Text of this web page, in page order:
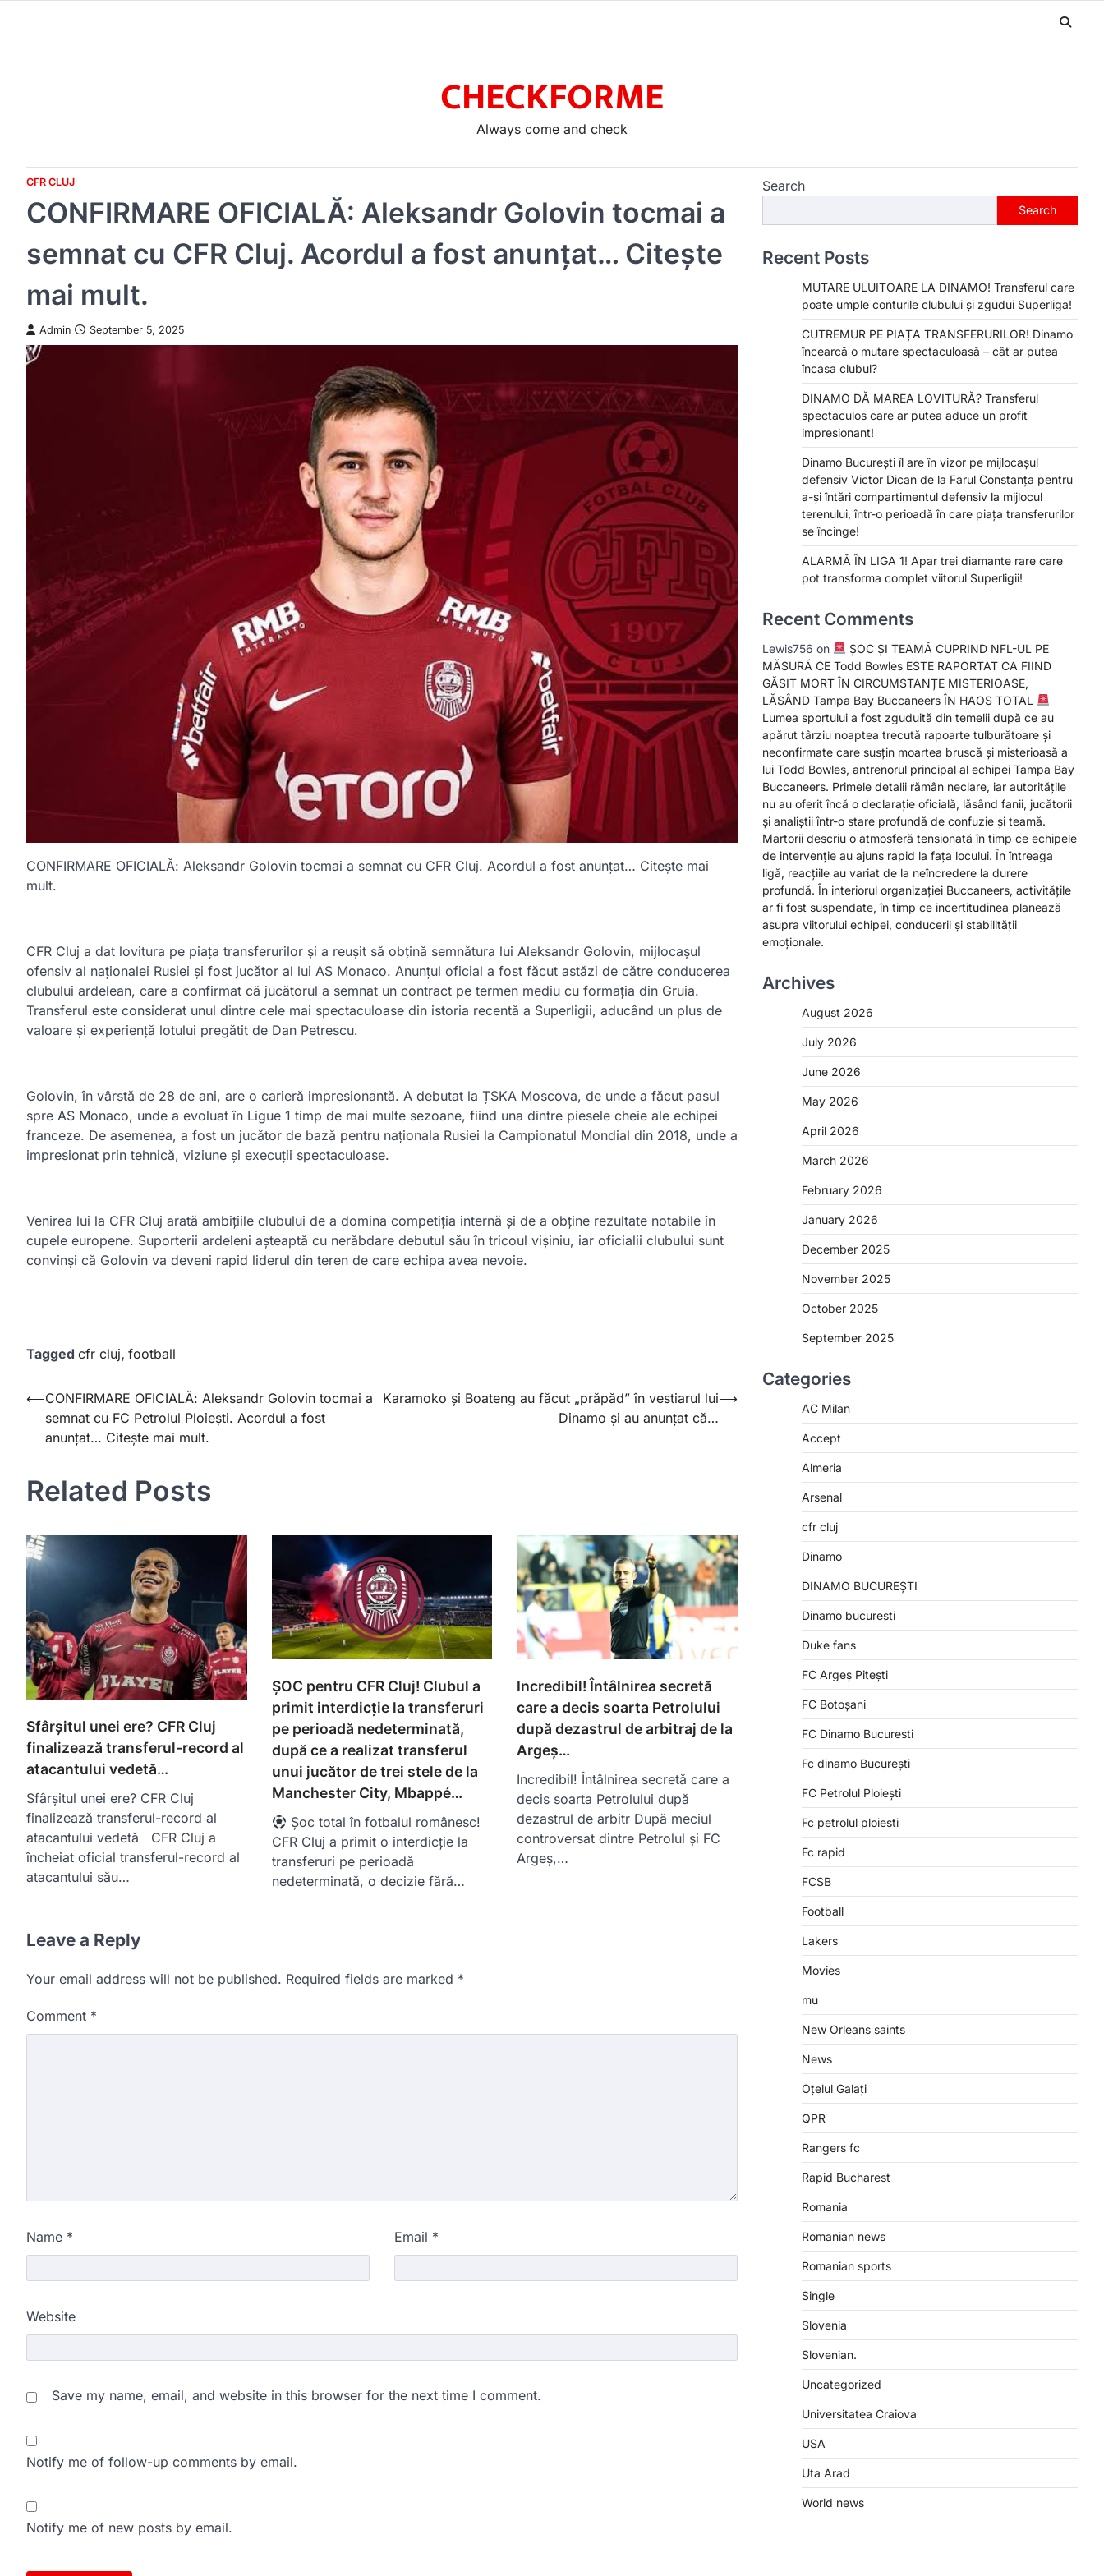
content
CHECKFORME
Always come and check
CFR CLUJ
CONFIRMARE OFICIALĂ: Aleksandr Golovin tocmai a
semnat cu CFR Cluj. Acordul a fost anunțat… Citește
mai mult.
Admin September 5, 2025
CONFIRMARE OFICIALĂ: Aleksandr Golovin tocmai a semnat cu CFR Cluj. Acordul a fost anunțat… Citește mai
mult.
CFR Cluj a dat lovitura pe piața transferurilor și a reușit să obțină semnătura lui Aleksandr Golovin, mijlocașul
ofensiv al naționalei Rusiei și fost jucător al lui AS Monaco. Anunțul oficial a fost făcut astăzi de către conducerea
clubului ardelean, care a confirmat că jucătorul a semnat un contract pe termen mediu cu formația din Gruia.
Transferul este considerat unul dintre cele mai spectaculoase din istoria recentă a Superligii, aducând un plus de
valoare și experiență lotului pregătit de Dan Petrescu.
Golovin, în vârstă de 28 de ani, are o carieră impresionantă. A debutat la ȚSKA Moscova, de unde a făcut pasul
spre AS Monaco, unde a evoluat în Ligue 1 timp de mai multe sezoane, fiind una dintre piesele cheie ale echipei
franceze. De asemenea, a fost un jucător de bază pentru naționala Rusiei la Campionatul Mondial din 2018, unde a
impresionat prin tehnică, viziune și execuții spectaculoase.
Venirea lui la CFR Cluj arată ambițiile clubului de a domina competiția internă și de a obține rezultate notabile în
cupele europene. Suporterii ardeleni așteaptă cu nerăbdare debutul său în tricoul vișiniu, iar oficialii clubului sunt
convinși că Golovin va deveni rapid liderul din teren de care echipa avea nevoie.
Tagged cfr cluj, football
Post
navigation
⟵CONFIRMARE OFICIALĂ: Aleksandr Golovin tocmai a
semnat cu FC Petrolul Ploiești. Acordul a fost
anunțat… Citește mai mult.
Karamoko și Boateng au făcut „prăpăd” în vestiarul lui
Dinamo și au anunțat că…
⟶
Related Posts
Sfârșitul unei ere? CFR Cluj
finalizează transferul-record al
atacantului vedetă…
Sfârșitul unei ere? CFR Cluj
finalizează transferul-record al
atacantului vedetă CFR Cluj a
încheiat oficial transferul-record al
atacantului său…
ȘOC pentru CFR Cluj! Clubul a
primit interdicție la transferuri
pe perioadă nedeterminată,
după ce a realizat transferul
unui jucător de trei stele de la
Manchester City, Mbappé…
Șoc total în fotbalul românesc!
CFR Cluj a primit o interdicție la
transferuri pe perioadă
nedeterminată, o decizie fără…
Incredibil! Întâlnirea secretă
care a decis soarta Petrolului
după dezastrul de arbitraj de la
Argeș…
Incredibil! Întâlnirea secretă care a
decis soarta Petrolului după
dezastrul de arbitr După meciul
controversat dintre Petrolul și FC
Argeș,…
Leave a Reply
Your email address will not be published. Required fields are marked *
Comment *
Name * Email *
Website
Save my name, email, and website in this browser for the next time I comment.
Notify me of follow-up comments by email.
Notify me of new posts by email.
Search
Search
Recent Posts
MUTARE ULUITOARE LA DINAMO! Transferul care
poate umple conturile clubului și zgudui Superliga!
CUTREMUR PE PIAȚA TRANSFERURILOR! Dinamo
încearcă o mutare spectaculoasă – cât ar putea
încasa clubul?
DINAMO DĂ MAREA LOVITURĂ? Transferul
spectaculos care ar putea aduce un profit
impresionant!
Dinamo București îl are în vizor pe mijlocașul
defensiv Victor Dican de la Farul Constanța pentru
a-și întări compartimentul defensiv la mijlocul
terenului, într-o perioadă în care piața transferurilor
se încinge!
ALARMĂ ÎN LIGA 1! Apar trei diamante rare care
pot transforma complet viitorul Superligii!
Recent Comments
Lewis756 on
ȘOC ȘI TEAMĂ CUPRIND NFL-UL PE
MĂSURĂ CE Todd Bowles ESTE RAPORTAT CA FIIND
GĂSIT MORT ÎN CIRCUMSTANȚE MISTERIOASE,
LĂSÂND Tampa Bay Buccaneers ÎN HAOS TOTAL
Lumea sportului a fost zguduită din temelii după ce au
apărut târziu noaptea trecută rapoarte tulburătoare și
neconfirmate care susțin moartea bruscă și misterioasă a
lui Todd Bowles, antrenorul principal al echipei Tampa Bay
Buccaneers. Primele detalii rămân neclare, iar autoritățile
nu au oferit încă o declarație oficială, lăsând fanii, jucătorii
și analiștii într-o stare profundă de confuzie și teamă.
Martorii descriu o atmosferă tensionată în timp ce echipele
de intervenție au ajuns rapid la fața locului. În întreaga
ligă, reacțiile au variat de la neîncredere la durere
profundă. În interiorul organizației Buccaneers, activitățile
ar fi fost suspendate, în timp ce incertitudinea planează
asupra viitorului echipei, conducerii și stabilității
emoționale.
Archives
August 2026
July 2026
June 2026
May 2026
April 2026
March 2026
February 2026
January 2026
December 2025
November 2025
October 2025
September 2025
Categories
AC Milan
Accept
Almeria
Arsenal
cfr cluj
Dinamo
DINAMO BUCUREȘTI
Dinamo bucuresti
Duke fans
FC Argeș Pitești
FC Botoșani
FC Dinamo Bucuresti
Fc dinamo București
FC Petrolul Ploiești
Fc petrolul ploiesti
Fc rapid
FCSB
Football
Lakers
Movies
mu
New Orleans saints
News
Oțelul Galați
QPR
Rangers fc
Rapid Bucharest
Romania
Romanian news
Romanian sports
Single
Slovenia
Slovenian.
Uncategorized
Universitatea Craiova
USA
Uta Arad
World news